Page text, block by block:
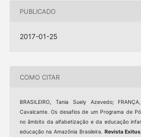
PUBLICADO
2017-01-25
COMO CITAR
BRASILEIRO, Tania Suely Azevedo;
Cavalcante. Os desafios de um Programa de
no âmbito da alfabetização e da educação
educação na Amazônia Brasileira.Revista Exitus